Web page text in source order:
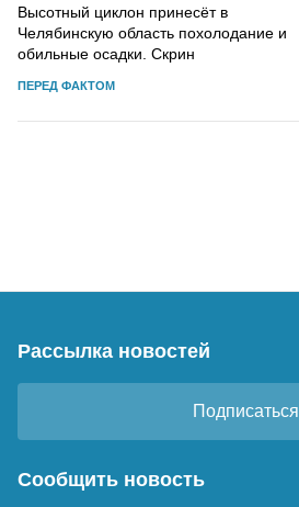
Высотный циклон принесёт в
Челябинскую область похолодание и
обильные осадки. Скрин
ПЕРЕД ФАКТОМ
Рассылка новостей
Подписаться
Сообщить новость